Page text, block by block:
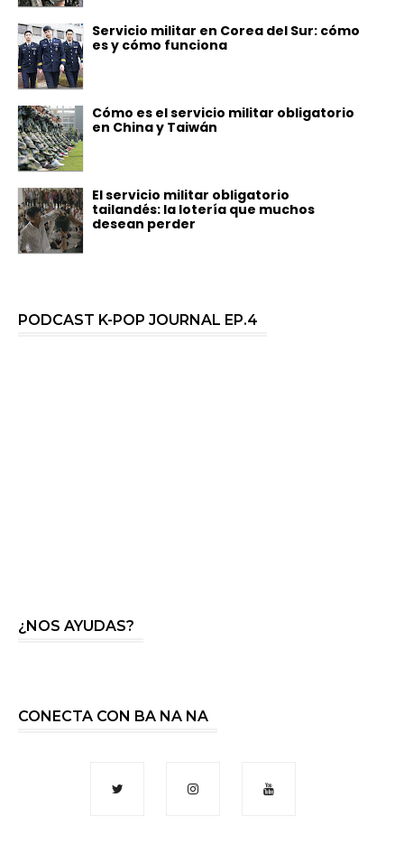
Servicio militar en Corea del Sur: cómo
es y cómo funciona
Cómo es el servicio militar obligatorio
en China y Taiwán
El servicio militar obligatorio
tailandés: la lotería que muchos
desean perder
PODCAST K-POP JOURNAL EP.4
¿NOS AYUDAS?
CONECTA CON BA NA NA